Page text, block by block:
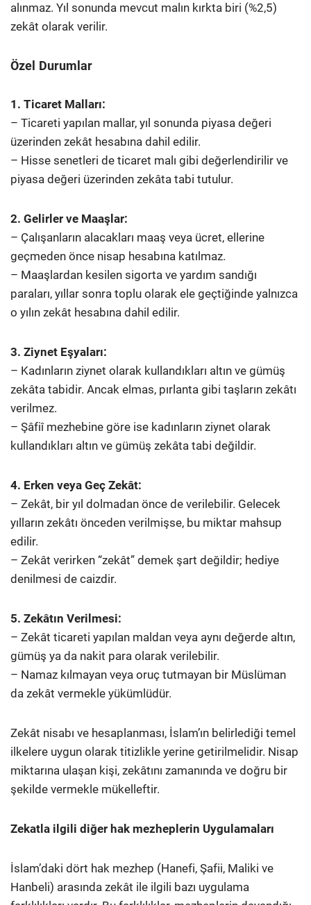
alınmaz. Yıl sonunda mevcut malın kırkta biri (%2,5)
zekât olarak verilir.
Özel Durumlar
1. Ticaret Malları:
– Ticareti yapılan mallar, yıl sonunda piyasa değeri
üzerinden zekât hesabına dahil edilir.
– Hisse senetleri de ticaret malı gibi değerlendirilir ve
piyasa değeri üzerinden zekâta tabi tutulur.
2. Gelirler ve Maaşlar:
– Çalışanların alacakları maaş veya ücret, ellerine
geçmeden önce nisap hesabına katılmaz.
– Maaşlardan kesilen sigorta ve yardım sandığı
paraları, yıllar sonra toplu olarak ele geçtiğinde yalnızca
o yılın zekât hesabına dahil edilir.
3. Ziynet Eşyaları:
– Kadınların ziynet olarak kullandıkları altın ve gümüş
zekâta tabidir. Ancak elmas, pırlanta gibi taşların zekâtı
verilmez.
– Şâfiî mezhebine göre ise kadınların ziynet olarak
kullandıkları altın ve gümüş zekâta tabi değildir.
4. Erken veya Geç Zekât:
– Zekât, bir yıl dolmadan önce de verilebilir. Gelecek
yılların zekâtı önceden verilmişse, bu miktar mahsup
edilir.
– Zekât verirken “zekât” demek şart değildir; hediye
denilmesi de caizdir.
5. Zekâtın Verilmesi:
– Zekât ticareti yapılan maldan veya aynı değerde altın,
gümüş ya da nakit para olarak verilebilir.
– Namaz kılmayan veya oruç tutmayan bir Müslüman
da zekât vermekle yükümlüdür.
Zekât nisabı ve hesaplanması, İslam’ın belirlediği temel
ilkelere uygun olarak titizlikle yerine getirilmelidir. Nisap
miktarına ulaşan kişi, zekâtını zamanında ve doğru bir
şekilde vermekle mükelleftir.
Zekatla ilgili diğer hak mezheplerin Uygulamaları
İslam’daki dört hak mezhep (Hanefi, Şafii, Maliki ve
Hanbeli) arasında zekât ile ilgili bazı uygulama